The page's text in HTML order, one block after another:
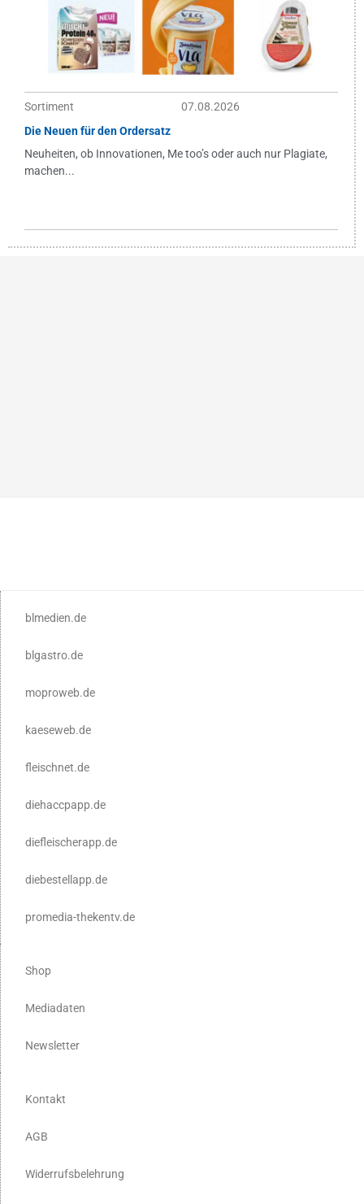
Sortiment
07.08.2026
Die Neuen für den Ordersatz
Neuheiten, ob Innovationen, Me too’s oder auch nur Plagiate,
machen...
blmedien.de
blgastro.de
moproweb.de
kaeseweb.de
fleischnet.de
diehaccpapp.de
diefleischerapp.de
diebestellapp.de
promedia-thekentv.de
Shop
Mediadaten
Newsletter
Kontakt
AGB
Widerrufsbelehrung